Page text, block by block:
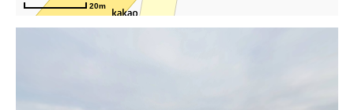
20m